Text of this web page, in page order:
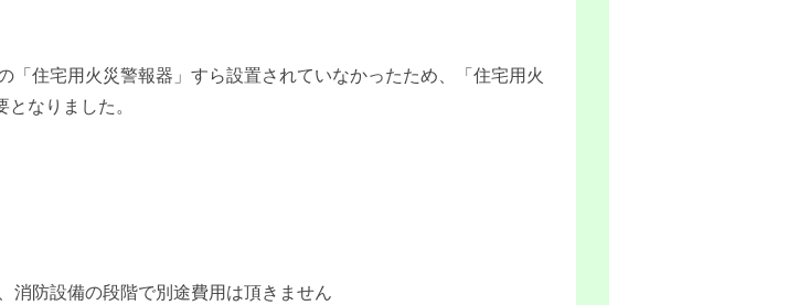
住宅用火災警報器」すら設置されていなかったため、「住宅用火
なりました。
消防設備の段階で別途費用は頂きません